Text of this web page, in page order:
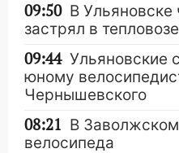
09:50 В
застрял в тепловозе
09:44 Ульяновские
юному
Чернышевского
08:21 В
велосипеда